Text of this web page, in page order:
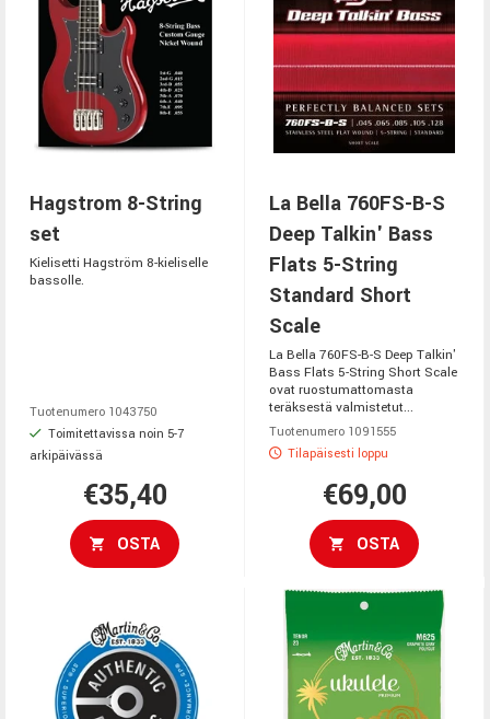
Hagstrom 8-String
set
Kielisetti Hagström 8-kieliselle
bassolle.
Tuotenumero 1043750
Toimitettavissa noin 5-7
arkipäivässä
€35,40
OSTA
La Bella 760FS-B-S
Deep Talkin' Bass
Flats 5-String
Standard Short
Scale
La Bella 760FS-B-S Deep Talkin'
Bass Flats 5-String Short Scale
ovat ruostumattomasta
teräksestä valmistetut...
Tuotenumero 1091555
Tilapäisesti loppu
€69,00
OSTA